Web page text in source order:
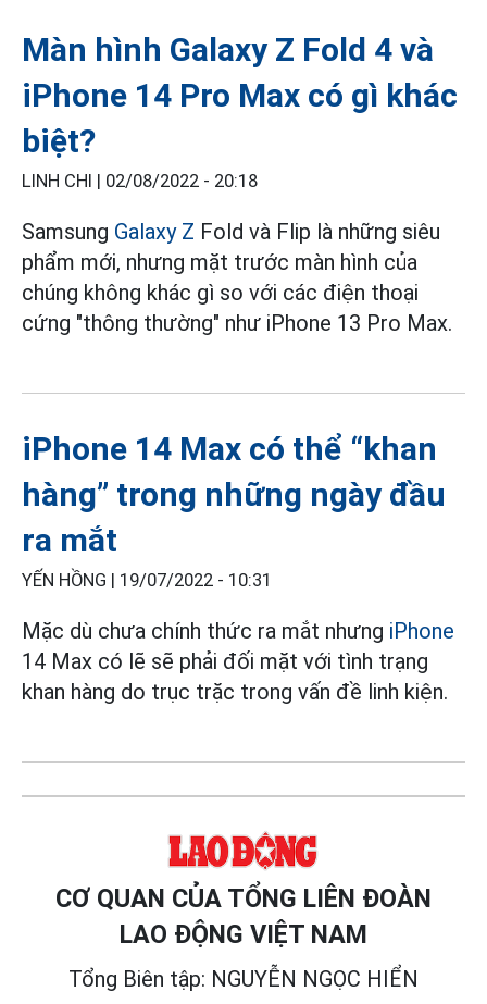
Màn hình Galaxy Z Fold 4 và
iPhone 14 Pro Max có gì khác
biệt?
LINH CHI | 02/08/2022 - 20:18
Samsung Galaxy Z Fold và Flip là những siêu
phẩm mới, nhưng mặt trước màn hình của
chúng không khác gì so với các điện thoại
cứng "thông thường" như iPhone 13 Pro Max.
iPhone 14 Max có thể “khan
hàng” trong những ngày đầu
ra mắt
YẾN HỒNG | 19/07/2022 - 10:31
Mặc dù chưa chính thức ra mắt nhưng iPhone
14 Max có lẽ sẽ phải đối mặt với tình trạng
khan hàng do trục trặc trong vấn đề linh kiện.
CƠ QUAN CỦA TỔNG LIÊN ĐOÀN
LAO ĐỘNG VIỆT NAM
Tổng Biên tập: NGUYỄN NGỌC HIỂN